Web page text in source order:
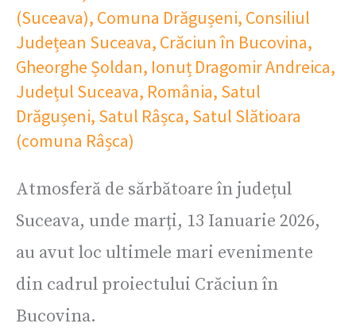
(Suceava), Comuna Drăgușeni, Consiliul
Județean Suceava, Crăciun în Bucovina,
Gheorghe Șoldan, Ionuț Dragomir Andreica,
Județul Suceava, România, Satul
Drăgușeni, Satul Râșca, Satul Slătioara
(comuna Râșca)
Atmosferă de sărbătoare în județul
Suceava, unde marți, 13 Ianuarie 2026,
au avut loc ultimele mari evenimente
din cadrul proiectului Crăciun în
Bucovina.